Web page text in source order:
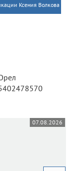
Ксения Волкова
07.08.2026